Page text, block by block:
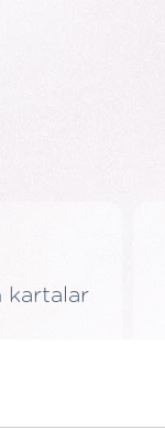
kartalar